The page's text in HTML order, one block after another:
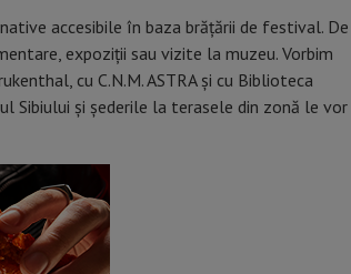
accesibile în baza brățării de festival. De
expoziții sau vizite la muzeu. Vorbim
cu C.N.M. ASTRA și cu Biblioteca
Sibiului și șederile la terasele din zonă le vor